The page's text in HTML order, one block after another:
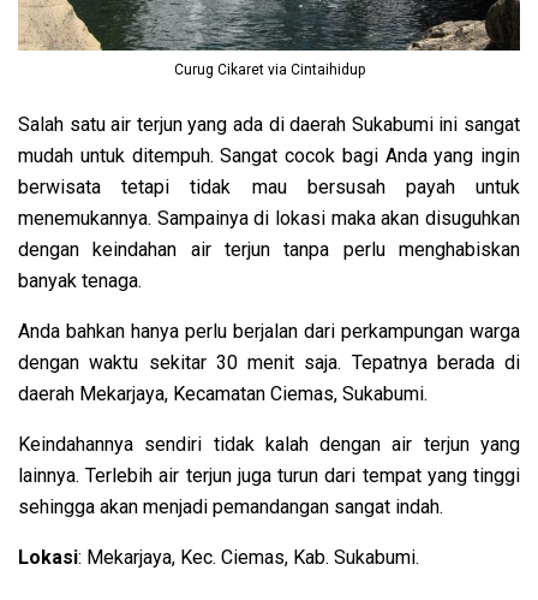
Curug Cikaret via Cintaihidup
Salah satu air terjun yang ada di daerah Sukabumi ini sangat
mudah untuk ditempuh. Sangat cocok bagi Anda yang ingin
berwisata tetapi tidak mau bersusah payah untuk
menemukannya. Sampainya di lokasi maka akan disuguhkan
dengan keindahan air terjun tanpa perlu menghabiskan
banyak tenaga.
Anda bahkan hanya perlu berjalan dari perkampungan warga
dengan waktu sekitar 30 menit saja. Tepatnya berada di
daerah Mekarjaya, Kecamatan Ciemas, Sukabumi.
Keindahannya sendiri tidak kalah dengan air terjun yang
lainnya. Terlebih air terjun juga turun dari tempat yang tinggi
sehingga akan menjadi pemandangan sangat indah.
Lokasi: Mekarjaya, Kec. Ciemas, Kab. Sukabumi.